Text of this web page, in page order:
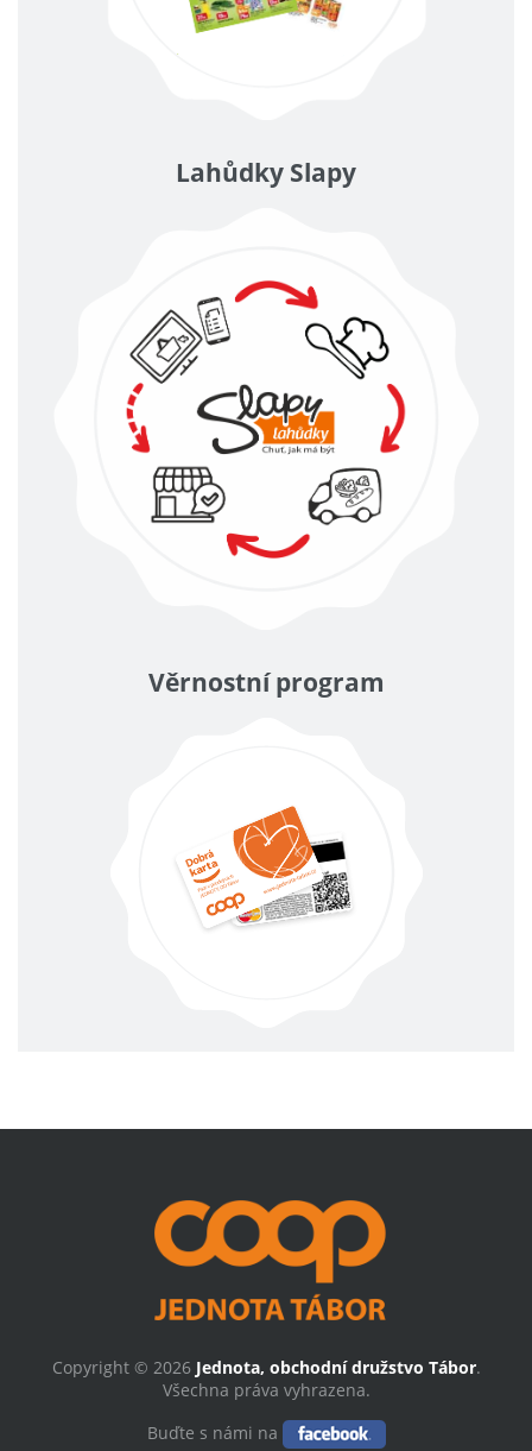
Lahůdky Slapy
Věrnostní program
Copyright © 2026 Jednota, obchodní družstvo Tábor.
Všechna práva vyhrazena.
Buďte s námi na